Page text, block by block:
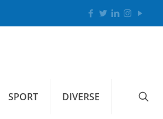
SPORT DIVERSE